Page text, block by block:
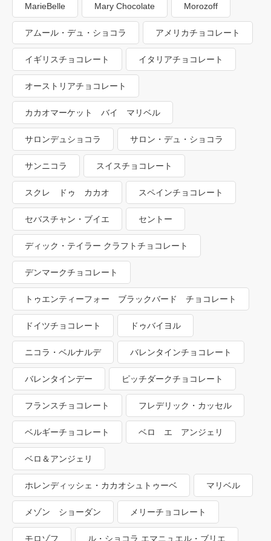
MarieBelle Mary Chocolate Morozoff
アムール・デュ・ショコラ アメリカチョコレート
イギリスチョコレート イタリアチョコレート
オーストリアチョコレート
カカオマーケット バイ マリベル
サロンデュショコラ サロン・デュ・ショコラ
サンニコラ スイスチョコレート
スクレ ドゥ カカオ スペインチョコレート
セバスチャン・ブイエ セントー
ディック・テイラー クラフトチョコレート
デンマークチョコレート
トゥエンティーフォー ブラックバード チョコレート
ドイツチョコレート ドゥバイヨル
ニコラ・ベルナルデ バレンタインチョコレート
バレンタインデー ピッチダークチョコレート
フランスチョコレート フレデリック・カッセル
ベルギーチョコレート ベロ エ アンジェリ
ベロ＆アンジェリ
ホレンディッシェ・カカオシュトゥーベ マリベル
メゾン ショーダン メリーチョコレート
モロゾフ ル・ショコラ エマニュエル・ブリエ